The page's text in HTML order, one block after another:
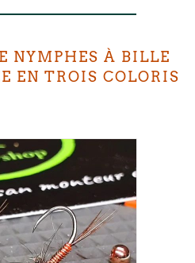
NYMPHES À BILLE
EN TROIS COLORIS